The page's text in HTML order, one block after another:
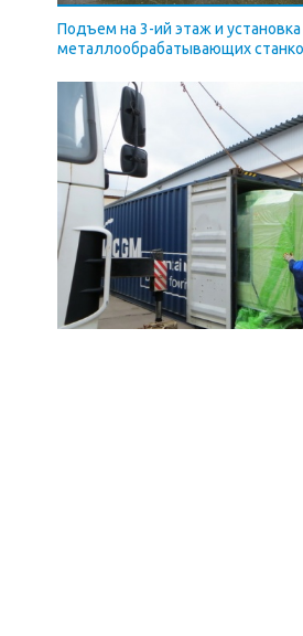
Подъем на 3-ий этаж и установка
металлообрабатывающих